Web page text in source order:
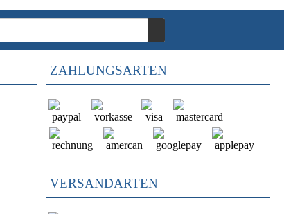
ZAHLUNGSARTEN
VERSANDARTEN